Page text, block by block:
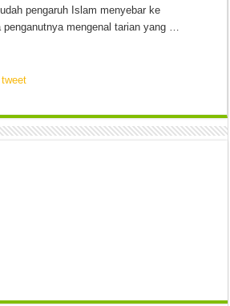
pengaruh Islam menyebar ke
penganutnya mengenal tarian yang …
tweet